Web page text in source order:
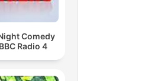
Comedy
Radio 4